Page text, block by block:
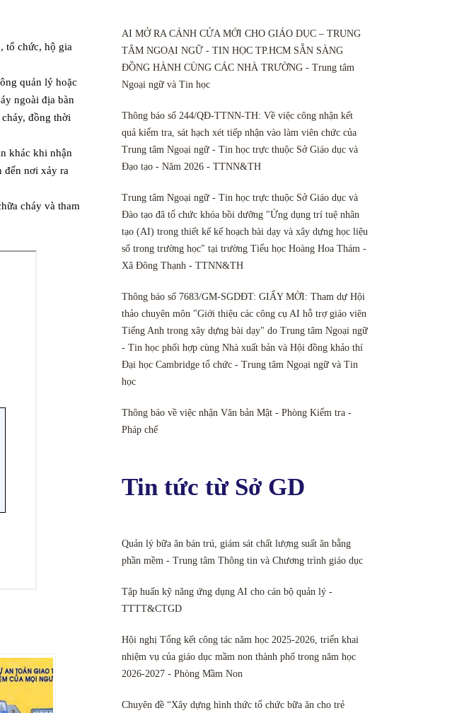
tổ chức, hộ gia
quản lý hoặc
ngoài địa bàn
đồng thời
khác khi nhận
đến nơi xảy ra
cháy và tham
AI MỞ RA CÁNH CỬA MỚI CHO GIÁO DỤC – TRUNG
TÂM NGOẠI NGỮ - TIN HỌC TP.HCM SẴN SÀNG
ĐỒNG HÀNH CÙNG CÁC NHÀ TRƯỜNG - Trung tâm
Ngoại ngữ và Tin học
Thông báo số 244/QĐ-TTNN-TH: Về việc công nhận kết
quả kiểm tra, sát hạch xét tiếp nhận vào làm viên chức của
Trung tâm Ngoại ngữ - Tin học trực thuộc Sở Giáo dục và
Đạo tạo - Năm 2026 - TTNN&TH
Trung tâm Ngoại ngữ - Tin học trực thuộc Sở Giáo dục và
Đào tạo đã tổ chức khóa bồi dưỡng "Ứng dụng trí tuệ nhân
tạo (AI) trong thiết kế kế hoạch bài dạy và xây dựng học liệu
số trong trường học" tại trường Tiểu học Hoàng Hoa Thám -
Xã Đông Thạnh - TTNN&TH
Thông báo số 7683/GM-SGDĐT: GIẤY MỜI: Tham dự Hội
thảo chuyên môn "Giới thiệu các công cụ AI hỗ trợ giáo viên
Tiếng Anh trong xây dựng bài dạy" do Trung tâm Ngoại ngữ
- Tin học phối hợp cùng Nhà xuất bản và Hội đồng khảo thí
Đại học Cambridge tổ chức - Trung tâm Ngoại ngữ và Tin
học
Thông báo về việc nhận Văn bản Mật - Phòng Kiểm tra -
Pháp chế
Tin tức từ Sở GD
Quản lý bữa ăn bán trú, giám sát chất lượng suất ăn bằng
phần mềm - Trung tâm Thông tin và Chương trình giáo dục
Tập huấn kỹ năng ứng dụng AI cho cán bộ quản lý -
TTTT&CTGD
Hội nghị Tổng kết công tác năm học 2025-2026, triển khai
nhiệm vụ của giáo dục mầm non thành phố trong năm học
2026-2027 - Phòng Mầm Non
Chuyên đề “Xây dựng hình thức tổ chức bữa ăn cho trẻ